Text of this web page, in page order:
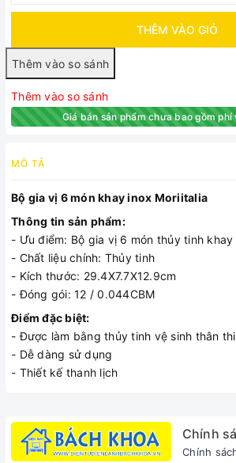
THÊM VÀO GIỎ
Thêm vào so sánh
Giá bán sản phẩm chưa bao gồm phí
MÔ TẢ
Bộ gia vị 6 món khay inox Moriitalia
Thông tin sản phẩm:
- Ưu điểm: Bộ gia vị 6 món thủy tinh khay
- Chất liệu chính: Thủy tinh
- Kích thước: 29.4X7.7X12.9cm
- Đóng gói: 12 / 0.044CBM
Điểm đặc biệt:
- Được làm bằng thủy tinh vệ sinh thân
- Dễ dàng sử dụng
- Thiết kế thanh lịch
Chính
Chính